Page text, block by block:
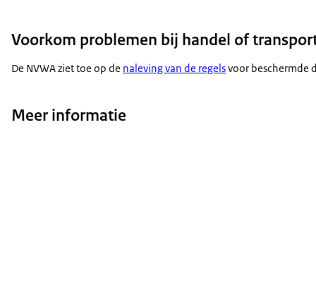
Voorkom problemen bij handel of
De NVWA ziet toe op de naleving van de regelsvoor beschermde
Meer informatie